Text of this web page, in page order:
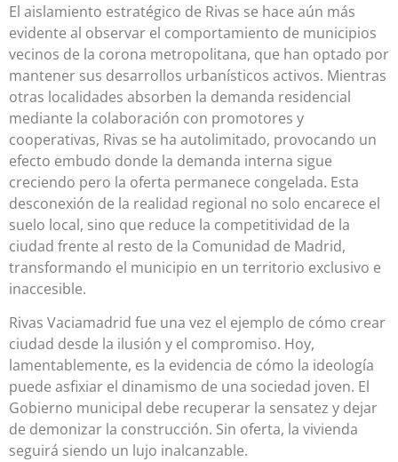
El aislamiento estratégico de Rivas se hace aún más
evidente al observar el comportamiento de municipios
vecinos de la corona metropolitana, que han optado por
mantener sus desarrollos urbanísticos activos. Mientras
otras localidades absorben la demanda residencial
mediante la colaboración con promotores y
cooperativas, Rivas se ha autolimitado, provocando un
efecto embudo donde la demanda interna sigue
creciendo pero la oferta permanece congelada. Esta
desconexión de la realidad regional no solo encarece el
suelo local, sino que reduce la competitividad de la
ciudad frente al resto de la Comunidad de Madrid,
transformando el municipio en un territorio exclusivo e
inaccesible.
Rivas Vaciamadrid fue una vez el ejemplo de cómo crear
ciudad desde la ilusión y el compromiso. Hoy,
lamentablemente, es la evidencia de cómo la ideología
puede asfixiar el dinamismo de una sociedad joven. El
Gobierno municipal debe recuperar la sensatez y dejar
de demonizar la construcción. Sin oferta, la vivienda
seguirá siendo un lujo inalcanzable.